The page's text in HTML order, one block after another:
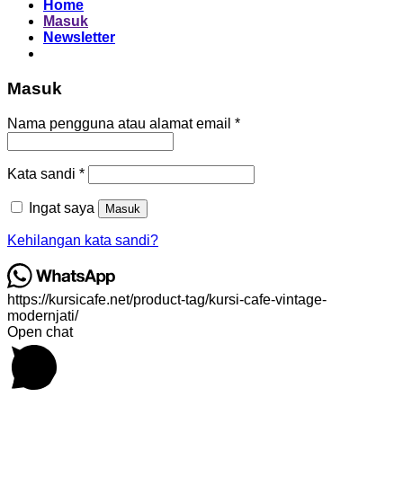
Home
Masuk
Newsletter
Masuk
Nama pengguna atau alamat email *Wajib
Kata sandi *Wajib
Ingat saya Masuk
Kehilangan kata sandi?
https://kursicafe.net/product-tag/kursi-cafe-vintage-
modernjati/
Open chat